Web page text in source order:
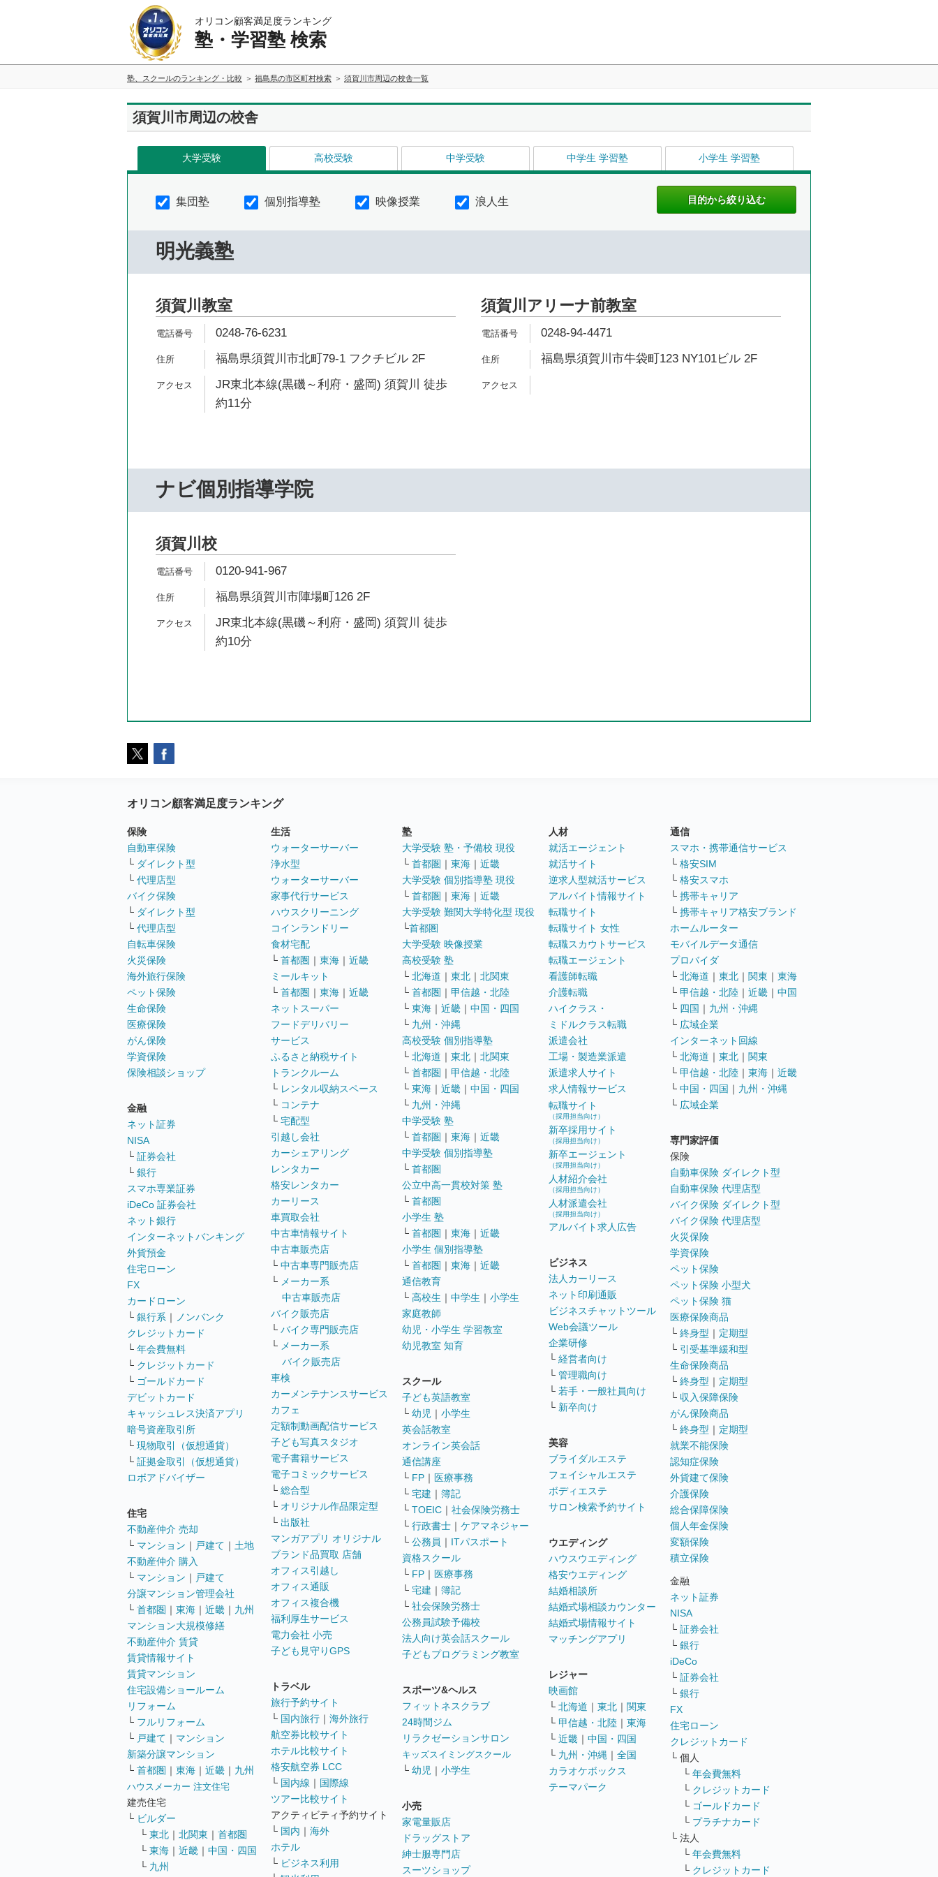
オリコン顧客満足度ランキング
塾・学習塾 検索
塾、スクールのランキング・比較 福島県の市区町村検索 須賀川市周辺の校舎一覧
須賀川市周辺の校舎
大学受験 高校受験 中学受験 中学生 学習塾 小学生 学習塾
集団塾 個別指導塾 映像授業 浪人生
明光義塾
須賀川教室
0248-76-6231
福島県須賀川市北町79-1 フクチビル 2F
JR東北本線(黒磯～利府・盛岡) 須賀川 徒歩
約11分
須賀川アリーナ前教室
0248-94-4471
福島県須賀川市牛袋町123 NY101ビル 2F
ナビ個別指導学院
須賀川校
0120-941-967
福島県須賀川市陣場町126 2F
JR東北本線(黒磯～利府・盛岡) 須賀川 徒歩
約10分
オリコン顧客満足度ランキング
保険
自動車保険
└ ダイレクト型
└ 代理店型
バイク保険
└ ダイレクト型
└ 代理店型
自転車保険
火災保険
海外旅行保険
ペット保険
生命保険
医療保険
がん保険
学資保険
保険相談ショップ
金融
ネット証券
NISA
└ 証券会社
└ 銀行
スマホ専業証券
iDeCo 証券会社
ネット銀行
インターネットバンキング
外貨預金
住宅ローン
FX
カードローン
└ 銀行系 ｜
ノンバンク
クレジットカード
└ 年会費無料
└ クレジットカード
└ ゴールドカード
デビットカード
キャッシュレス決済アプリ
暗号資産取引所
└ 現物取引（仮想通貨）
└ 証拠金取引（仮想通貨）
ロボアドバイザー
住宅
不動産仲介 売却
└ マンション ｜ 戸建て ｜ 土地
不動産仲介 購入
└ マンション ｜ 戸建て
分譲マンション管理会社
└ 首都圏 ｜ 東海 ｜ 近畿 ｜ 九州
マンション大規模修繕
不動産仲介 賃貸
賃貸情報サイト
賃貸マンション
住宅設備ショールーム
リフォーム
└ フルリフォーム
└ 戸建て ｜ マンション
新築分譲マンション
└ 首都圏 ｜ 東海 ｜ 近畿 ｜ 九州
ハウスメーカー 注文住宅
建売住宅
└ ビルダー
└ 東北 ｜ 北関東 ｜ 首都圏
└ 東海 ｜ 近畿 ｜ 中国・四国
└ 九州
生活
ウォーターサーバー
浄水型
ウォーターサーバー
家事代行サービス
ハウスクリーニング
コインランドリー
食材宅配
└ 首都圏 ｜ 東海 ｜ 近畿
ミールキット
└ 首都圏 ｜ 東海 ｜ 近畿
ネットスーパー
フードデリバリー
サービス
ふるさと納税サイト
トランクルーム
└ レンタル収納スペース
└ コンテナ
└ 宅配型
引越し会社
カーシェアリング
レンタカー
格安レンタカー
カーリース
車買取会社
中古車情報サイト
中古車販売店
└ 中古車専門販売店
└ メーカー系
中古車販売店
バイク販売店
└ バイク専門販売店
└ メーカー系
バイク販売店
車検
カーメンテナンスサービス
カフェ
定額制動画配信サービス
子ども写真スタジオ
電子書籍サービス
電子コミックサービス
└ 総合型
└ オリジナル作品限定型
└ 出版社
マンガアプリ オリジナル
ブランド品買取 店舗
オフィス引越し
オフィス通販
オフィス複合機
福利厚生サービス
電力会社 小売
子ども見守りGPS
トラベル
旅行予約サイト
└ 国内旅行 ｜ 海外旅行
航空券比較サイト
ホテル比較サイト
格安航空券 LCC
└ 国内線 ｜ 国際線
ツアー比較サイト
アクティビティ予約サイト
└ 国内 ｜ 海外
ホテル
└ ビジネス利用
塾
大学受験 塾・予備校 現役
└ 首都圏 ｜ 東海 ｜ 近畿
大学受験 個別指導塾 現役
└ 首都圏 ｜ 東海 ｜ 近畿
大学受験 難関大学特化型 現役
└首都圏
大学受験 映像授業
高校受験 塾
└ 北海道 ｜ 東北 ｜ 北関東
└ 首都圏 ｜ 甲信越・北陸
└ 東海 ｜ 近畿 ｜ 中国・四国
└ 九州・沖縄
高校受験 個別指導塾
└ 北海道 ｜ 東北 ｜ 北関東
└ 首都圏 ｜ 甲信越・北陸
└ 東海 ｜ 近畿 ｜ 中国・四国
└ 九州・沖縄
中学受験 塾
└ 首都圏 ｜ 東海 ｜ 近畿
中学受験 個別指導塾
└ 首都圏
公立中高一貫校対策 塾
└ 首都圏
小学生 塾
└ 首都圏 ｜ 東海 ｜ 近畿
小学生 個別指導塾
└ 首都圏 ｜ 東海 ｜ 近畿
通信教育
└ 高校生 ｜ 中学生 ｜ 小学生
家庭教師
幼児・小学生 学習教室
幼児教室 知育
スクール
子ども英語教室
└ 幼児 ｜ 小学生
英会話教室
オンライン英会話
通信講座
└ FP ｜ 医療事務
└ 宅建 ｜ 簿記
└ TOEIC ｜ 社会保険労務士
└ 行政書士 ｜ ケアマネジャー
└ 公務員 ｜ ITパスポート
資格スクール
└ FP ｜ 医療事務
└ 宅建 ｜ 簿記
└ 社会保険労務士
公務員試験予備校
法人向け英会話スクール
子どもプログラミング教室
スポーツ&ヘルス
フィットネスクラブ
24時間ジム
リラクゼーションサロン
キッズスイミングスクール
└ 幼児 ｜ 小学生
小売
家電量販店
ドラッグストア
紳士服専門店
スーツショップ
人材
就活エージェント
就活サイト
逆求人型就活サービス
アルバイト情報サイト
転職サイト
転職サイト 女性
転職スカウトサービス
転職エージェント
看護師転職
介護転職
ハイクラス・
ミドルクラス転職
派遣会社
工場・製造業派遣
派遣求人サイト
求人情報サービス
転職サイト
（採用担当向け）
新卒採用サイト
（採用担当向け）
新卒エージェント
（採用担当向け）
人材紹介会社
（採用担当向け）
人材派遣会社
（採用担当向け）
アルバイト求人広告
ビジネス
法人カーリース
ネット印刷通販
ビジネスチャットツール
Web会議ツール
企業研修
└ 経営者向け
└ 管理職向け
└ 若手・一般社員向け
└ 新卒向け
美容
ブライダルエステ
フェイシャルエステ
ボディエステ
サロン検索予約サイト
ウエディング
ハウスウエディング
格安ウエディング
結婚相談所
結婚式場相談カウンター
結婚式場情報サイト
マッチングアプリ
レジャー
映画館
└ 北海道 ｜ 東北 ｜ 関東
└ 甲信越・北陸 ｜ 東海
└ 近畿 ｜ 中国・四国
└ 九州・沖縄 ｜ 全国
カラオケボックス
テーマパーク
通信
スマホ・携帯通信サービス
└ 格安SIM
└ 格安スマホ
└ 携帯キャリア
└ 携帯キャリア格安ブランド
ホームルーター
モバイルデータ通信
プロバイダ
└ 北海道 ｜ 東北 ｜ 関東 ｜ 東海
└ 甲信越・北陸 ｜ 近畿 ｜ 中国
└ 四国 ｜ 九州・沖縄
└ 広域企業
インターネット回線
└ 北海道 ｜ 東北 ｜ 関東
└ 甲信越・北陸 ｜ 東海 ｜ 近畿
└ 中国・四国 ｜ 九州・沖縄
└ 広域企業
専門家評価
保険
自動車保険 ダイレクト型
自動車保険 代理店型
バイク保険 ダイレクト型
バイク保険 代理店型
火災保険
学資保険
ペット保険
ペット保険 小型犬
ペット保険 猫
医療保険商品
└ 終身型 ｜ 定期型
└ 引受基準緩和型
生命保険商品
└ 終身型 ｜ 定期型
└ 収入保障保険
がん保険商品
└ 終身型 ｜ 定期型
就業不能保険
認知症保険
外貨建て保険
介護保険
総合保障保険
個人年金保険
変額保険
積立保険
金融
ネット証券
NISA
└ 証券会社
└ 銀行
iDeCo
└ 証券会社
└ 銀行
FX
住宅ローン
クレジットカード
└ 個人
└ 年会費無料
└ クレジットカード
└ ゴールドカード
└ プラチナカード
└ 法人
└ 年会費無料
└ クレジットカード